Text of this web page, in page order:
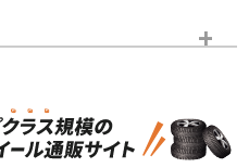
新車外し品（新古